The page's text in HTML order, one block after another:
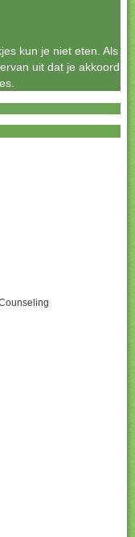
kun je niet eten. Als
uit dat je akkoord